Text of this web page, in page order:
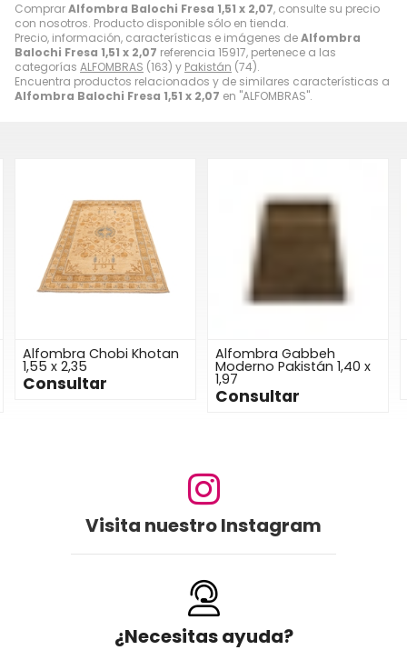
ComprarAlfombra Balochi Fresa 1,51 x 2,07, consulte su precio
con nosotros. Producto disponible sólo en tienda.
Precio, información, características e imágenes deAlfombra
Balochi Fresa 1,51 x 2,07 referencia 15917, pertenece a las
categorías ALFOMBRAS (163) y Pakistán (74).
Encuentra productos relacionados y de similares características a
Alfombra Balochi Fresa 1,51 x 2,07 en "ALFOMBRAS".
Alfombra Chobi Khotan
1,55 x 2,35
Consultar
Alfombra Gabbeh
Moderno Pakistán 1,40 x
1,97
Consultar
Visita nuestro Instagram
¿Necesitas ayuda?